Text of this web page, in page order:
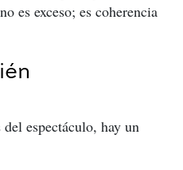
es exceso; es coherencia
espectáculo, hay un